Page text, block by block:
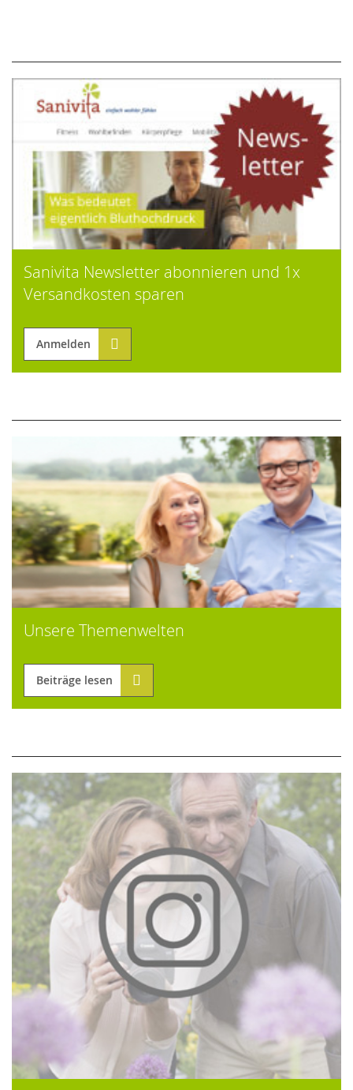
Sanivita Newsletter abonnieren und 1x
Versandkosten sparen
Anmelden
Unsere Themenwelten
Beiträge lesen